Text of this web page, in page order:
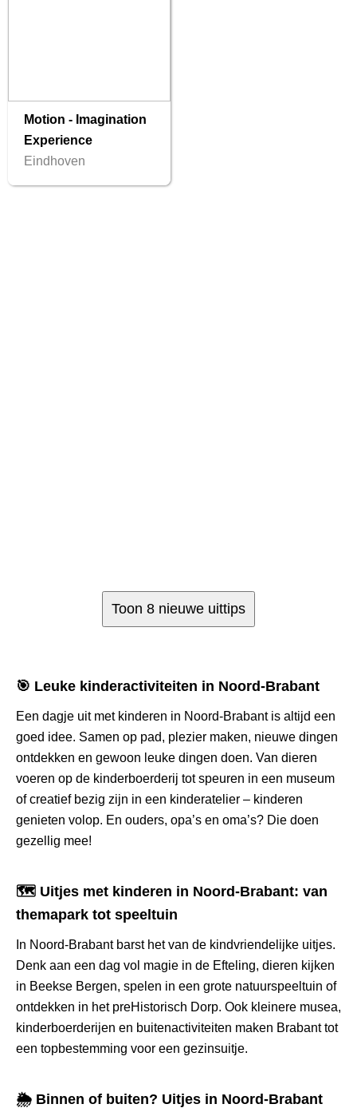
Motion - Imagination
Experience
Eindhoven
Toon 8 nieuwe uittips
🎯 Leuke kinderactiviteiten in Noord-Brabant
Een dagje uit met kinderen in Noord-Brabant is altijd een
goed idee. Samen op pad, plezier maken, nieuwe dingen
ontdekken en gewoon leuke dingen doen. Van dieren
voeren op de kinderboerderij tot speuren in een museum
of creatief bezig zijn in een kinderatelier – kinderen
genieten volop. En ouders, opa’s en oma’s? Die doen
gezellig mee!
🗺️ Uitjes met kinderen in Noord-Brabant: van
themapark tot speeltuin
In Noord-Brabant barst het van de kindvriendelijke uitjes.
Denk aan een dag vol magie in de Efteling, dieren kijken
in Beekse Bergen, spelen in een grote natuurspeeltuin of
ontdekken in het preHistorisch Dorp. Ook kleinere musea,
kinderboerderijen en buitenactiviteiten maken Brabant tot
een topbestemming voor een gezinsuitje.
🌦️ Binnen of buiten? Uitjes in Noord-Brabant